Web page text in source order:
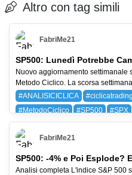
Altro con tag simili
FabriMe21
SP500: Lunedì Potrebbe
Nuovo aggiornamento settimanale
Metodo Ciclico. La scorsa
#ANALISICICLICA
#ciclicatrading
#MetodoCiclico
#SP500
#SPX
BAYG (BAYER AG)
SPX (SP 500)
FabriMe21
SP500: -4% e Poi Esplode?
Analisi completa L'indice S&P 500